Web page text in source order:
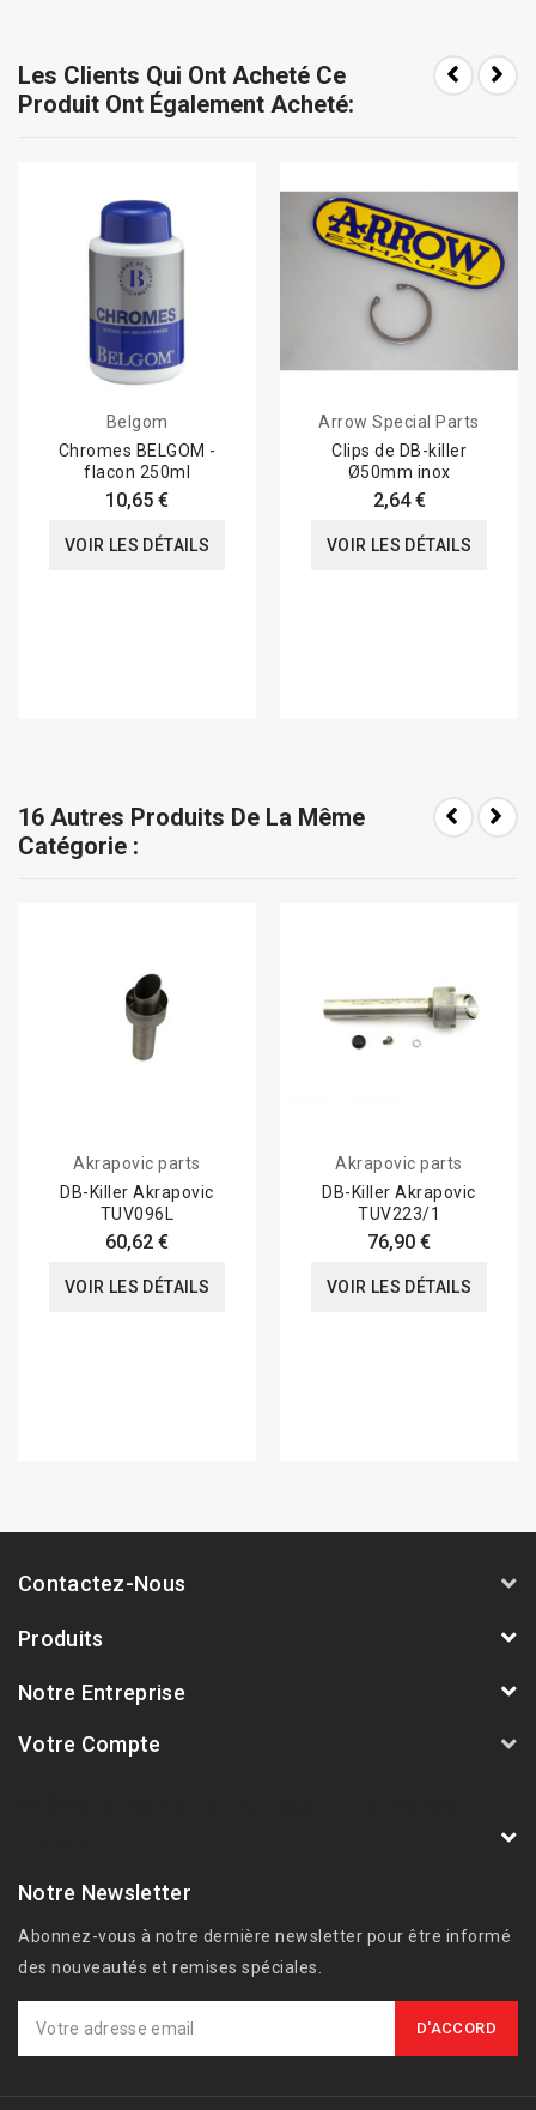
Les Clients Qui Ont Acheté Ce
Produit Ont Également Acheté:
Belgom
Chromes BELGOM -
flacon 250ml
10,65 €
VOIR LES DÉTAILS
Arrow Special Parts
Clips de DB-killer
Ø50mm inox
2,64 €
VOIR LES DÉTAILS
16 Autres Produits De La Même
Catégorie :
Akrapovic parts
DB-Killer Akrapovic
TUV096L
60,62 €
VOIR LES DÉTAILS
Akrapovic parts
DB-Killer Akrapovic
TUV223/1
76,90 €
VOIR LES DÉTAILS
Contactez-Nous
Produits
Notre Entreprise
Votre Compte
Notre Newsletter
Abonnez-vous à notre dernière newsletter pour être informé
des nouveautés et remises spéciales.